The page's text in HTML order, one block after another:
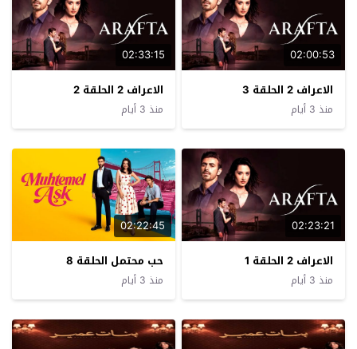
02:00:53
الاعراف 2 الحلقة 3
منذ 3 أيام
02:33:15
الاعراف 2 الحلقة 2
منذ 3 أيام
02:23:21
الاعراف 2 الحلقة 1
منذ 3 أيام
02:22:45
حب محتمل الحلقة 8
منذ 3 أيام